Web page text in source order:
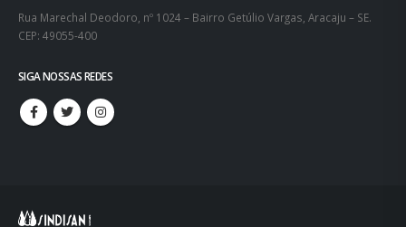
Rua Marechal Deodoro, nº 1024 – Bairro Getúlio Vargas, Aracaju – SE.
CEP: 49055-400
SIGA NOSSAS REDES